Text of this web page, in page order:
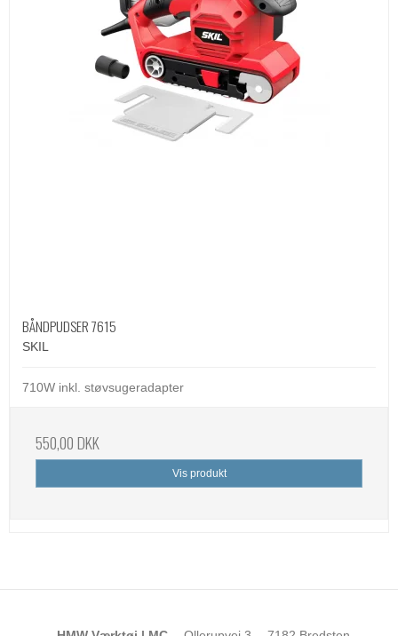
BÅNDPUDSER 7615
SKIL
710W inkl. støvsugeradapter
550,00 DKK
Vis produkt